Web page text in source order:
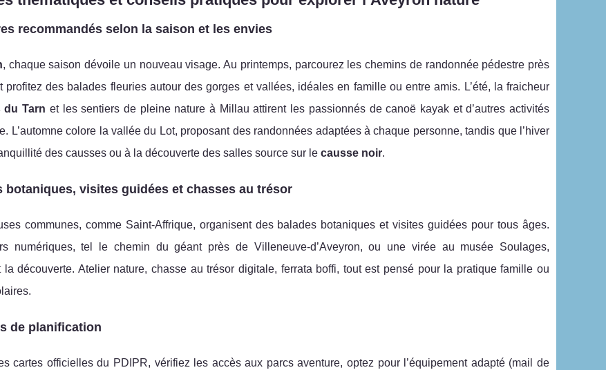
recommandés selon la saison et les envies
, chaque saison dévoile un nouveau visage. Au printemps, parcourez les chemins de randonnée pédestre près
profitez des balades fleuries autour des gorges et vallées, idéales en famille ou entre amis. L’été, la fraicheur
du Tarn et les sentiers de pleine nature à Millau attirent les passionnés de canoë kayak et d’autres activités
L’automne colore la vallée du Lot, proposant des randonnées adaptées à chaque personne, tandis que l’hiver
des causses ou à la découverte des salles source sur le causse noir.
botaniques, visites guidées et chasses au trésor
communes, comme Saint-Affrique, organisent des balades botaniques et visites guidées pour tous âges.
numériques, tel le chemin du géant près de Villeneuve-d’Aveyron, ou une virée au musée Soulages,
la découverte. Atelier nature, chasse au trésor digitale, ferrata boffi, tout est pensé pour la pratique famille ou
de planification
cartes officielles du PDIPR, vérifiez les accès aux parcs aventure, optez pour l’équipement adapté (mail de